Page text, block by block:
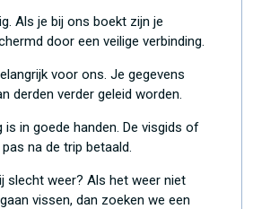
Als je bij ons boekt zijn je
door een veilige verbinding.
voor ons. Je gegevens
derden verder geleid worden.
is in goede handen. De visgids of
na de trip betaald.
slecht weer? Als het weer niet
vissen, dan zoeken we een